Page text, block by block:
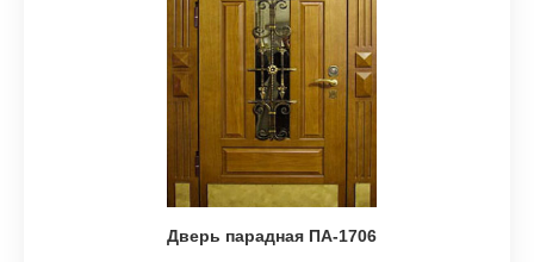
Дверь парадная ПА-1706